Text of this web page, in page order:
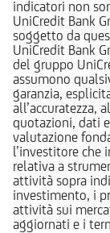
indicatori non
UniCredit Bank
soggetto da
UniCredit Bank
del gruppo
assumono
garanzia,
all’accuratezza,
quotazioni, dati
valutazione
l’investitore che
relativa a
attività sopra
investimento, i
attività sui
aggiornati e i